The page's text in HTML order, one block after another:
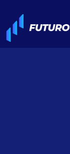
de Valores
Ecuatoriano: